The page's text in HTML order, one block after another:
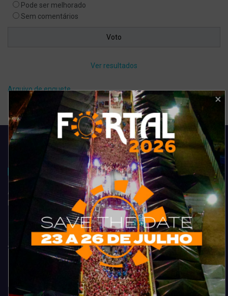
Pode ser melhorado
Sem comentários
Ver resultados
Arquivo de enquete
Acompanhe todas as novidades do entretenimento na região de
Fortaleza. Dicas, promoções, coberturas exclusivas e muito mais.